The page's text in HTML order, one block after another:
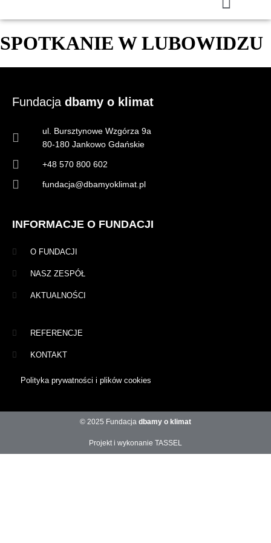
SPOTKANIE W LUBOWIDZU
Fundacja dbamy o klimat
ul. Bursztynowe Wzgórza 9a
80-180 Jankowo Gdańskie
+48 570 800 602
fundacja@dbamyoklimat.pl
INFORMACJE O FUNDACJI
O FUNDACJI
NASZ ZESPÓŁ
AKTUALNOŚCI
REFERENCJE
KONTAKT
Polityka prywatności i plików cookies
© 2025 Fundacja dbamy o klimat
Projekt i wykonanie TASSEL